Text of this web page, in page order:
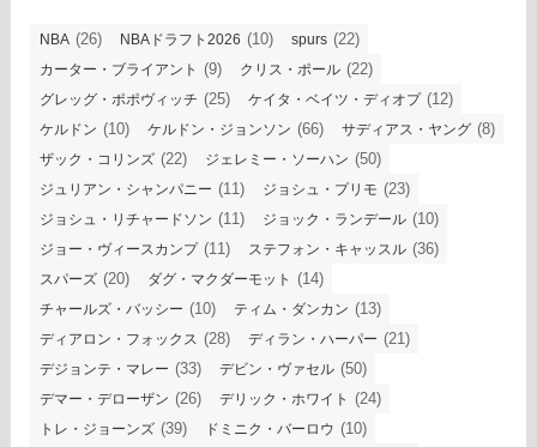
NBA (26) NBAドラフト2026 (10) spurs (22)
カーター・ブライアント (9) クリス・ポール (22)
グレッグ・ポポヴィッチ (25) ケイタ・ベイツ・ディオプ(12)
ケルドン (10) ケルドン・ジョンソン (66) サディアス・ヤング (8)
ザック・コリンズ (22) ジェレミー・ソーハン (50)
ジュリアン・シャンパニー (11) ジョシュ・プリモ (23)
ジョシュ・リチャードソン (11) ジョック・ランデール (10)
ジョー・ヴィースカンプ(11) ステフォン・キャッスル (36)
スパーズ (20) ダグ・マクダーモット (14)
チャールズ・バッシー (10) ティム・ダンカン (13)
ディアロン・フォックス (28) ディラン・ハーパー (21)
デジョンテ・マレー (33) デビン・ヴァセル (50)
デマー・デローザン (26) デリック・ホワイト (24)
トレ・ジョーンズ (39) ドミニク・バーロウ (10)